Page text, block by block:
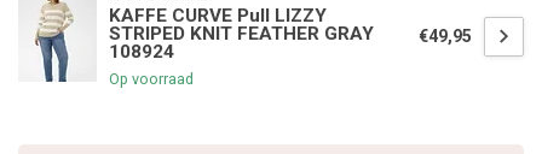
KAFFE CURVE Pull LIZZY
STRIPED KNIT FEATHER GRAY
108924
Op voorraad
€49,95